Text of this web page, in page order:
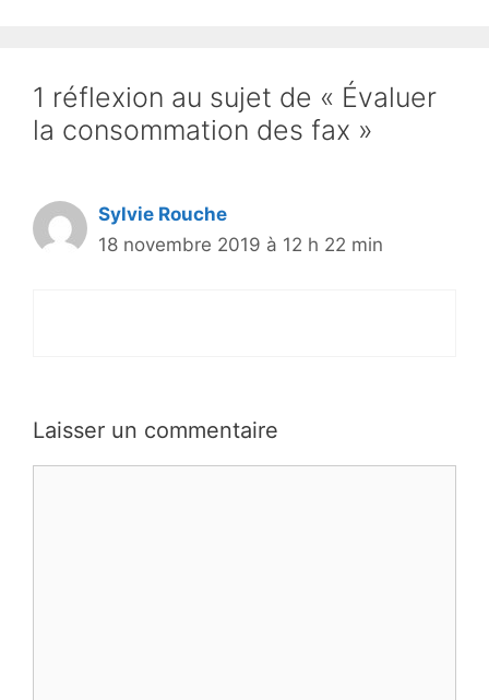
1 réflexion au sujet de « Évaluer
la consommation des fax »
Sylvie Rouche
18 novembre 2019 à 12 h 22 min
Laisser un commentaire